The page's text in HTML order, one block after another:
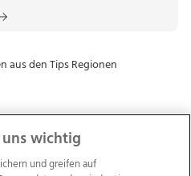
wichtig
und greifen auf